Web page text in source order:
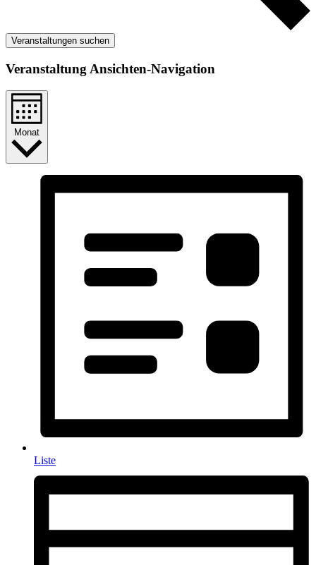
Veranstaltungen suchen
Veranstaltung Ansichten-Navigation
Monat
Liste